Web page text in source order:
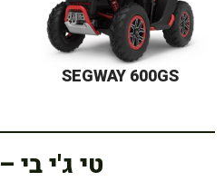
SEGWAY 600GS
טי ג'י בי – TGB: